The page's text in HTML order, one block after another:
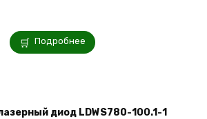
Подробнее
диод LDWS780-100.1-1